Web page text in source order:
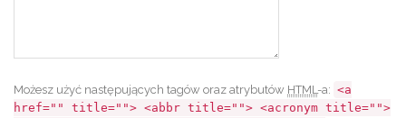
Możesz użyć następujących tagów oraz atrybutów HTML-a: <a
href="" title=""> <abbr title=""> <acronym title="">